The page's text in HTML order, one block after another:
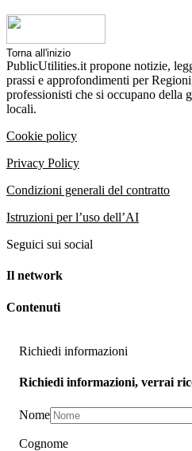
Torna all'inizio
PublicUtilities.it propone notizie,
prassi e approfondimenti per
professionisti che si occupano della
locali.
Cookie policy
Privacy Policy
Condizioni generali del contratto
Istruzioni per l’uso dell’AI
Seguici sui social
Il network
Contenuti
Richiedi informazioni
Richiedi informazioni, verrai
Nome
Cognome